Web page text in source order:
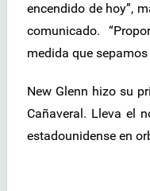
encendido de hoy”,
comunicado.
medida que sepamos
New Glenn hizo su
Cañaveral. Lleva el
estadounidense en